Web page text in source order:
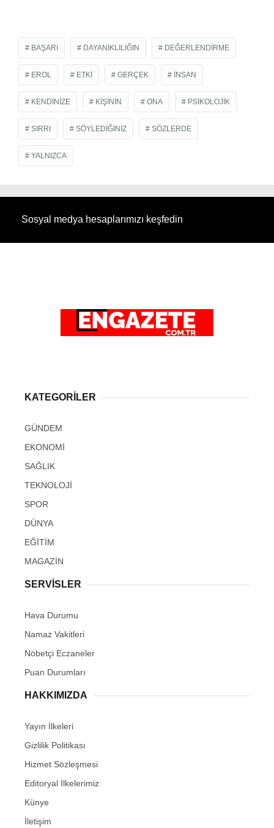
BAŞARI DAYANIKLILIĞIN DEĞERLENDIRME
EROL ETKI GERÇEK INSAN
KENDINIZE KIŞININ ONA PSIKOLOJIK
SIRRI SÖYLEDIĞINIZ SÖZLERDE
YALNIZCA
Sosyal medya hesaplarımızı keşfedin
KATEGORİLER
GÜNDEM
EKONOMİ
SAĞLIK
TEKNOLOJİ
SPOR
DÜNYA
EĞİTİM
MAGAZİN
SERVİSLER
Hava Durumu
Namaz Vakitleri
Nöbetçi Eczaneler
Puan Durumları
HAKKIMIZDA
Yayın İlkeleri
Gizlilik Politikası
Hizmet Sözleşmesi
Editoryal İlkelerimiz
Künye
İletişim